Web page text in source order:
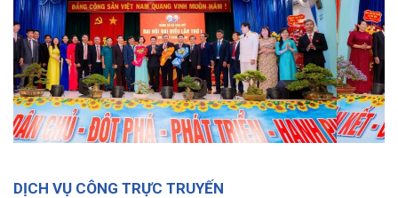
2030
DỊCH VỤ CÔNG TRỰC TRUYẾN